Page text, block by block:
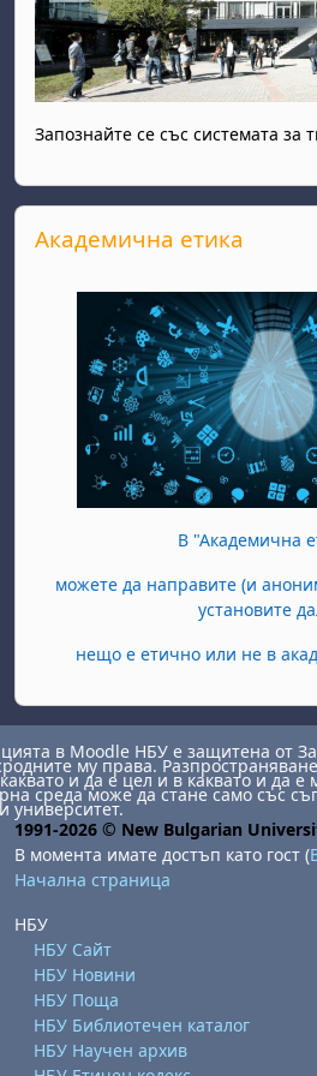
Запознайте се със системата за
Прескочи Академична етика
Академична етика
В "Академична
можете да направите (и
установите
нещо е етично или не в
в Moodle НБУ е защитена от
му права.
и да е цел и в каквато и да е
среда може да стане само със
университет.
1991-2026 © New Bulgarian
В момента имате достъп като гост (
Начална страница
НБУ
НБУ Сайт
НБУ Новини
НБУ Поща
НБУ Библиотечен каталог
НБУ Научен архив